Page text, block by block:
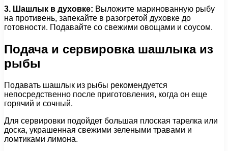
3. Шашлык в духовке: Выложите маринованную рыбу
на противень, запекайте в разогретой духовке до
готовности. Подавайте со свежими овощами и соусом.
Подача и сервировка шашлыка из
рыбы
Подавать шашлык из рыбы рекомендуется
непосредственно после приготовления, когда он еще
горячий и сочный.
Для сервировки подойдет большая плоская тарелка или
доска, украшенная свежими зелеными травами и
ломтиками лимона.